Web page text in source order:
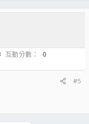
互動分數
0
#5